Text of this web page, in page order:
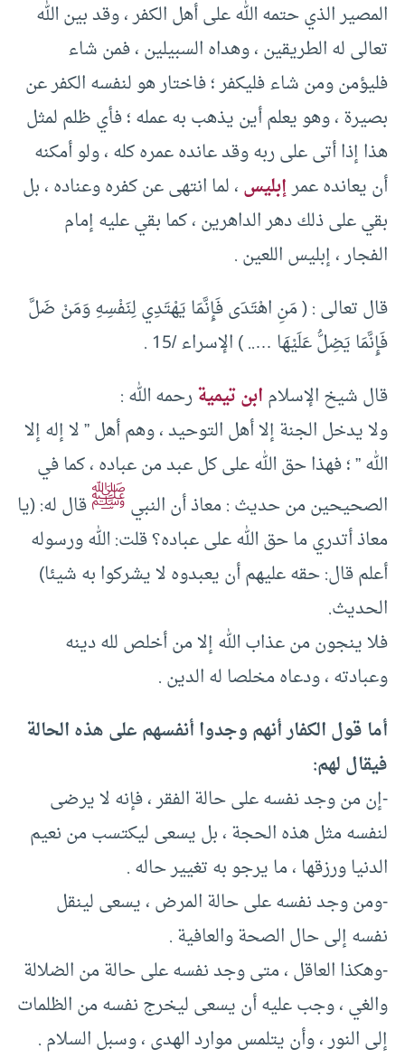
المصير الذي حتمه الله على أهل الكفر ، وقد بين الله
تعالى له الطريقين ، وهداه السبيلين ، فمن شاء
فليؤمن ومن شاء فليكفر ؛ فاختار هو لنفسه الكفر عن
بصيرة ، وهو يعلم أين يذهب به عمله ؛ فأي ظلم لمثل
هذا إذا أتى على ربه وقد عانده عمره كله ، ولو أمكنه
أن يعانده عمرإبليس، لما انتهى عن كفره وعناده ، بل
بقي على ذلك دهر الداهرين ، كما بقي عليه إمام
الفجار ، إبليس اللعين .
قال تعالى : ( مَنِ اهْتَدَى فَإِنَّمَا يَهْتَدِي لِنَفْسِهِ وَمَنْ ضَلَّ
فَإِنَّمَا يَضِلُّ عَلَيْهَا ….. ) الإسراء /15 .
قال شيخ الإسلامابن تيميةرحمه الله :
ولا يدخل الجنة إلا أهل التوحيد ، وهم أهل ” لا إله إلا
الله ” ؛ فهذا حق الله على كل عبد من عباده ، كما في
الصحيحين من حديث : معاذ أن النبيﷺقال له: (يا
معاذ أتدري ما حق الله على عباده؟ قلت: الله ورسوله
أعلم قال: حقه عليهم أن يعبدوه لا يشركوا به شيئا)
الحديث.
فلا ينجون من عذاب الله إلا من أخلص لله دينه
وعبادته ، ودعاه مخلصا له الدين .
أما قول الكفار أنهم وجدوا أنفسهم على هذه الحالة
فيقال لهم:
-إن من وجد نفسه على حالة الفقر ، فإنه لا يرضى
لنفسه مثل هذه الحجة ، بل يسعى ليكتسب من نعيم
الدنيا ورزقها ، ما يرجو به تغيير حاله .
-ومن وجد نفسه على حالة المرض ، يسعى لينقل
نفسه إلى حال الصحة والعافية .
-وهكذا العاقل ، متى وجد نفسه على حالة من الضلالة
والغي ، وجب عليه أن يسعى ليخرج نفسه من الظلمات
إلى النور ، وأن يتلمس موارد الهدى ، وسبل السلام .